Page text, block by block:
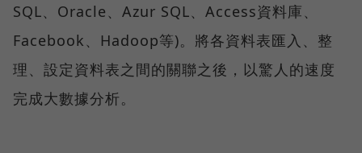
SQL、Oracle、Azur SQL、Access資料庫、
Facebook、Hadoop等)。將各資料表匯入、整
理、設定資料表之間的關聯之後，以驚人的速度
完成大數據分析。